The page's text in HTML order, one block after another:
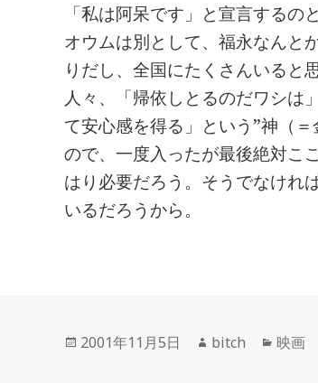
「私は阿呆です」と宣言するの
オウムは別として、福永なんと
りだし、全国にたくさんいると
人々、「帰依しとるのだワシは
て安心感を得る」という”神（
ので、一度入ったが最後絶対こ
はり必要だろう。そうでなけれ
いるだろうから。
投
2001年11月5日
作
bitch
カ
映画